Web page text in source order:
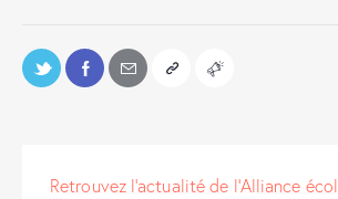
Retrouvez l'actualité de l'Alliance